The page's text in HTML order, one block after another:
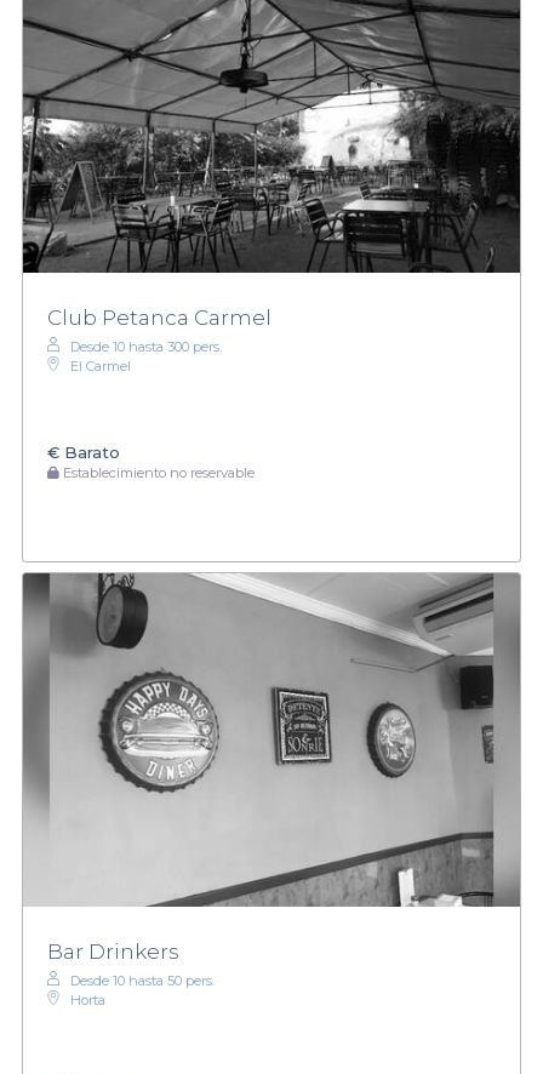
Club Petanca Carmel
Desde 10 hasta 300 pers.
El Carmel
€ Barato
Establecimiento no reservable
Bar Drinkers
Desde 10 hasta 50 pers.
Horta